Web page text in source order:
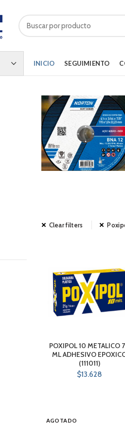
INICIO SEGUIMIENTO
Clear filters
POXIPOL 10 METALICO
ML ADHESIVO
(111011)
$13.628
AGOTADO